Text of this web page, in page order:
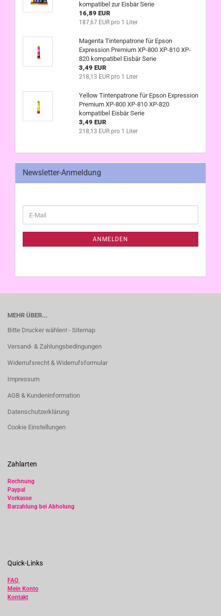
kompatibel zur Eisbär Serie
16,89 EUR
187,67 EUR pro 1 Liter
Magenta Tintenpatrone für Epson
Expression Premium XP-800 XP-810 XP-
820 kompatibel Eisbär Serie
3,49 EUR
218,13 EUR pro 1 Liter
Yellow Tintenpatrone für Epson Expression
Premium XP-800 XP-810 XP-820
kompatibel Eisbär Serie
3,49 EUR
218,13 EUR pro 1 Liter
Newsletter-Anmeldung
ZUR
E-
Mail
ANMELDEN
MEHR ÜBER...
Bitte Drucker wählen! - Sitemap
Versand- & Zahlungsbedingungen
Widerrufsrecht & Widerrufsformular
Impressum
AGB & Kundeninformation
Datenschutzerklärung
Cookie Einstellungen
Zahlarten
Rechnung
Paypal
Vorkasse
Barzahlung bei Abholung
Quick-Links
FAQ
Mein Konto
Kontakt